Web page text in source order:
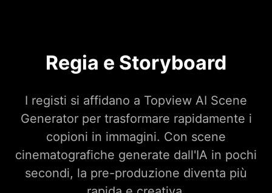
Regia e Storyboard
I registi si affidano a Topview AI Scene
Generator per trasformare rapidamente i
copioni in immagini. Con scene
cinematografiche generate dall'IA in pochi
secondi, la pre-produzione diventa più